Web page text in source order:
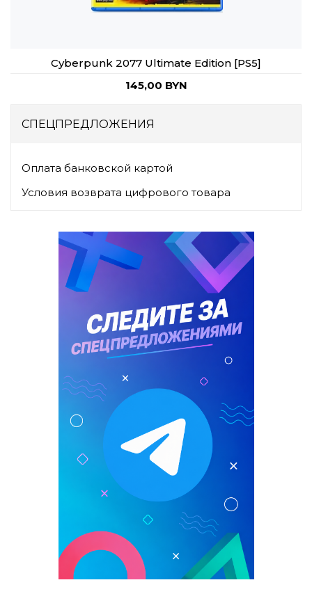
Cyberpunk 2077 Ultimate Edition [PS5]
145,00 BYN
СПЕЦПРЕДЛОЖЕНИЯ
Оплата банковской картой
Условия возврата цифрового товара